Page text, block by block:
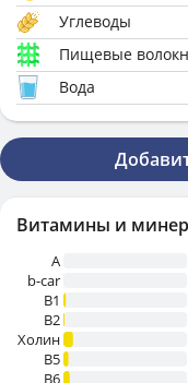
Углеводы
Пищевые
Вода
Витамины и
A
b-car
В1
B2
Холин
B5
B6